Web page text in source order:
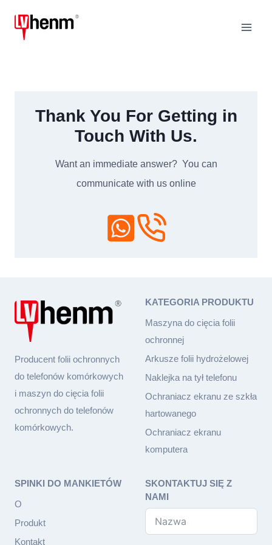
Thank You For Getting in
Touch With Us.
Want an immediate answer? You can
communicate with us online
Producent folii ochronnych
do telefonów komórkowych
i maszyn do cięcia folii
ochronnych do telefonów
komórkowych.
KATEGORIA PRODUKTU
Maszyna do cięcia folii
ochronnej
Arkusze folii hydrożelowej
Naklejka na tył telefonu
Ochraniacz ekranu ze szkła
hartowanego
Ochraniacz ekranu
komputera
SPINKI DO MANKIETÓW
O
Produkt
Kontakt
SKONTAKTUJ SIĘ Z
NAMI